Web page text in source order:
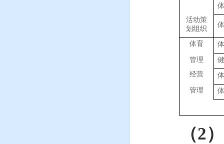
活动策
划组织
体育
管理
经营
管理
（2